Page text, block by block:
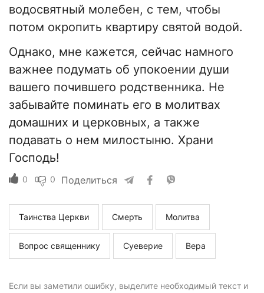
водосвятный молебен, с тем, чтобы
потом окропить квартиру святой водой.
Однако, мне кажется, сейчас намного
важнее подумать об упокоении души
вашего почившего родственника. Не
забывайте поминать его в молитвах
домашних и церковных, а также
подавать о нем милостыню. Храни
Господь!
0 0 Поделиться
Таинства Церкви Смерть Молитва
Вопрос священнику Суеверие Вера
Если вы заметили ошибку, выделите необходимый текст и